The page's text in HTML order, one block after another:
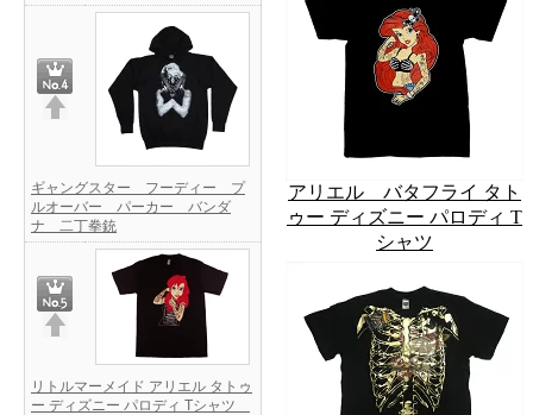
ギャングスター フーディー プ
ルオーバー パーカー バンダ
ナ 二丁拳銃
リトルマーメイド アリエル タトゥ
ー ディズニー パロディ Tシャツ
アリエル バタフライ タト
ゥー ディズニー パロディ T
シャツ